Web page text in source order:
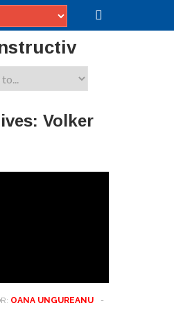
Volker
OANA UNGUREANU
-